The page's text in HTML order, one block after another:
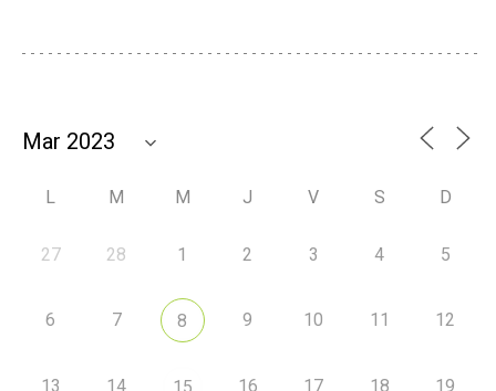
L M M J V S D
27 28 1 2 3 4 5
6 7 8 9 10 11 12
13 14 15 16 17 18 19